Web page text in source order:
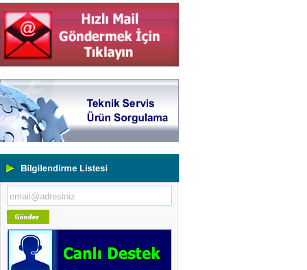
Yeni Binamıza TAŞINDIK
Portatif ve Tezgah Tipi Sertlik
Ölçüm Cihazları
Kaplama Kalınlığı Ölçüm
Cihazları
Cihazları
Yüzey Pürüzlülük Ölçüm
Vİbrasyon Test Cihazları
Mikroskoplar
Numune Hazırlama Cihazları